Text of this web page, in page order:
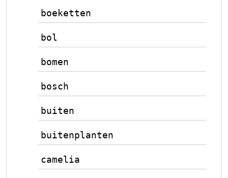
boeketten
bol
bomen
bosch
buiten
buitenplanten
camelia